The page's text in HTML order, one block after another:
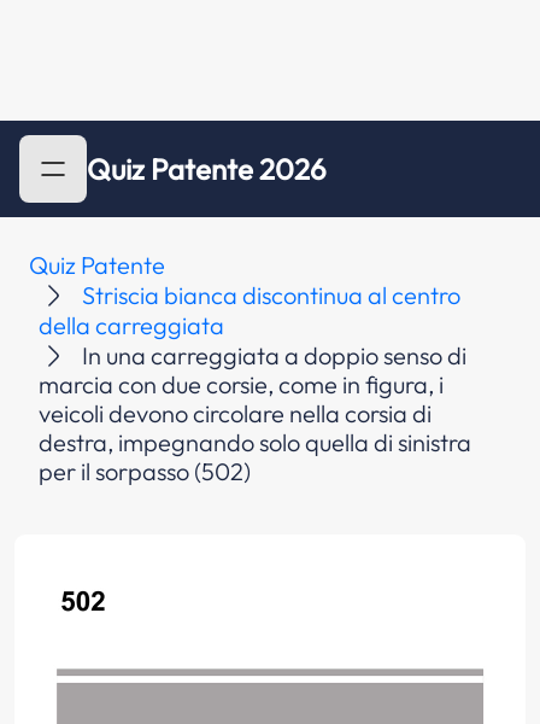
Quiz Patente 2026
Quiz Patente
Striscia bianca discontinua al centro
della carreggiata
In una carreggiata a doppio senso di
marcia con due corsie, come in figura, i
veicoli devono circolare nella corsia di
destra, impegnando solo quella di sinistra
per il sorpasso (502)